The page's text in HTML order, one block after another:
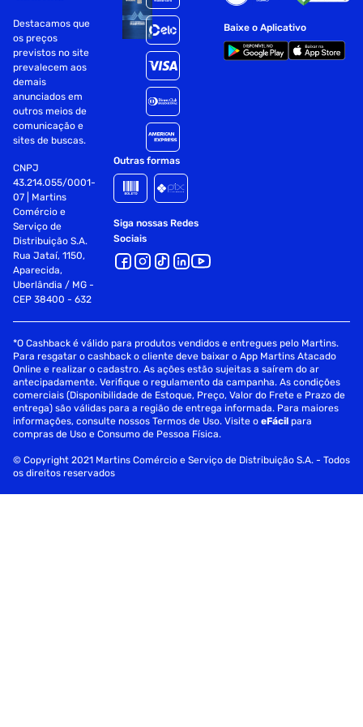
Destacamos que
os preços
previstos no site
prevalecem aos
demais
anunciados em
outros meios de
comunicação e
sites de buscas.
CNPJ
43.214.055/0001-
07 | Martins
Comércio e
Serviço de
Distribuição S.A.
Rua Jataí, 1150,
Aparecida,
Uberlândia / MG -
CEP 38400 - 632
Outras formas
Siga nossas Redes
Sociais
Baixe o Aplicativo
*O Cashback é válido para produtos vendidos e entregues pelo Martins.
Para resgatar o cashback o cliente deve baixar o App Martins Atacado
Online e realizar o cadastro. As ações estão sujeitas a saírem do ar
antecipadamente. Verifique o regulamento da campanha. As condições
comerciais (Disponibilidade de Estoque, Preço, Valor do Frete e Prazo de
entrega) são válidas para a região de entrega informada. Para maiores
informações, consulte nossos Termos de Uso. Visite oeFácil para
compras de Uso e Consumo de Pessoa Física.
© Copyright 2021 Martins Comércio e Serviço de Distribuição S.A. - Todos
os direitos reservados